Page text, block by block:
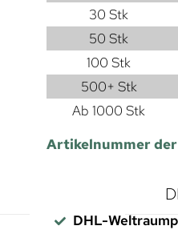
30 Stk
50 Stk
100 Stk
500+ Stk
Ab 1000 Stk
Artikelnummer
DHL-